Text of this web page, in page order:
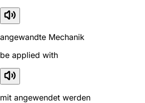
angewandte Mechanik
be applied with
mit angewendet werden